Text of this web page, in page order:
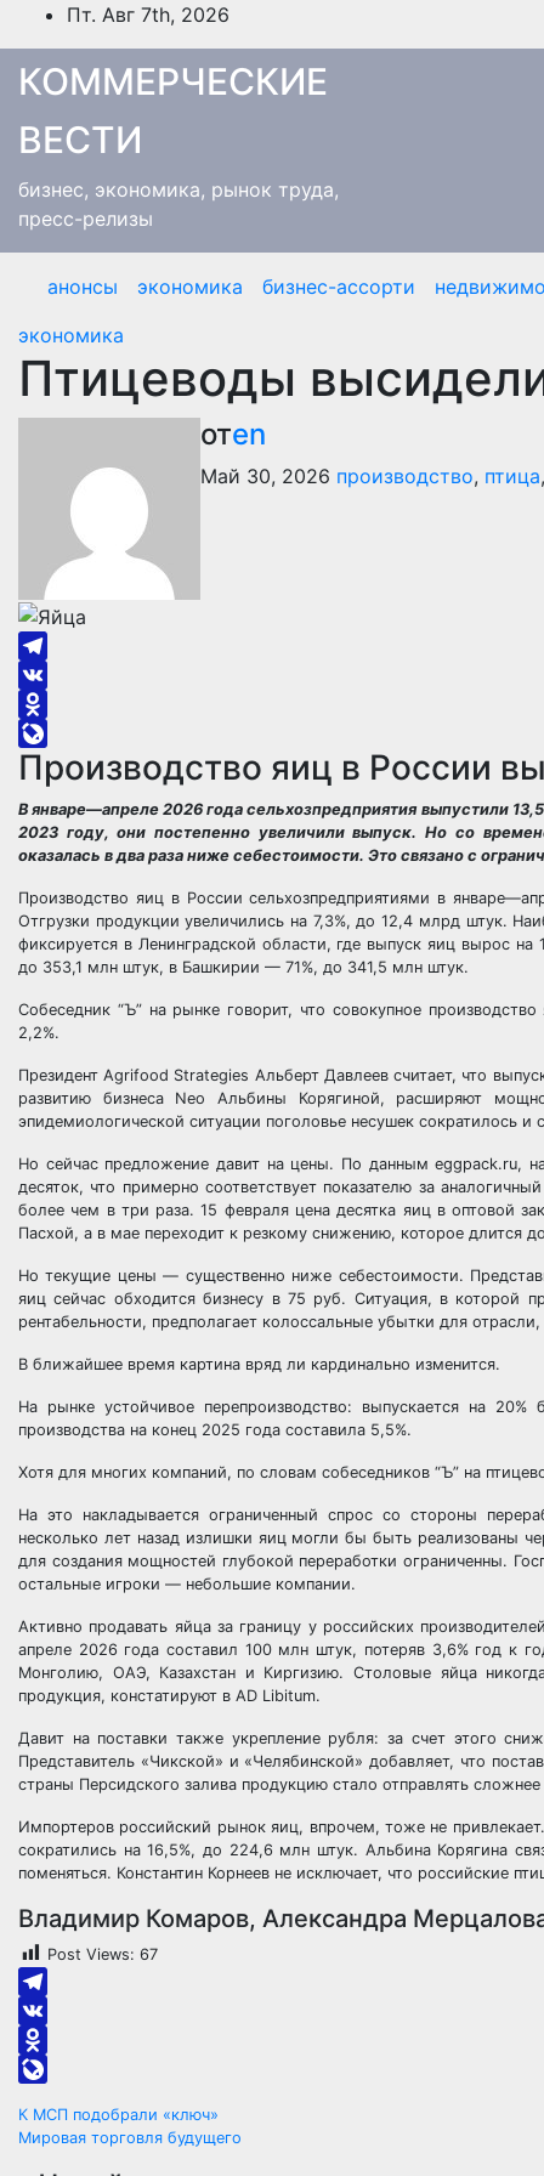
Перейти
к
содержимому
Пт. Авг 7th, 2026
КОММЕРЧЕСКИЕ
ВЕСТИ
бизнес, экономика, рынок труда,
пресс-релизы
анонсы экономика бизнес-ассорти
экономика
Птицеводы
отen
Май 30, 2026 производство, птица,
Telegram
VK
Odnoklassniki
LiveJournal
Производство яиц в России
В январе—апреле 2026 года сельхозпредприятия выпустили
2023 году, они постепенно увеличили выпуск. Но со
оказалась в два раза ниже себестоимости. Это связано с
Производство яиц в России сельхозпредприятиями в
Отгрузки продукции увеличились на 7,3%, до 12,4 млрд штук.
фиксируется в Ленинградской области, где выпуск яиц вырос
до 353,1 млн штук, в Башкирии — 71%, до 341,5 млн штук.
Собеседник “Ъ” на рынке говорит, что совокупное
2,2%.
Президент Agrifood Strategies Альберт Давлеев считает, что
развитию бизнеса Neo Альбины Корягиной, расширяют
эпидемиологической ситуации поголовье несушек сократилось и
Но сейчас предложение давит на цены. По данным eggpack.ru,
десяток, что примерно соответствует показателю за
более чем в три раза. 15 февраля цена десятка яиц в оптовой
Пасхой, а в мае переходит к резкому снижению, которое длится
Но текущие цены — существенно ниже себестоимости.
яиц сейчас обходится бизнесу в 75 руб. Ситуация, в которой
рентабельности, предполагает колоссальные убытки для
В ближайшее время картина вряд ли кардинально изменится.
На рынке устойчивое перепроизводство: выпускается на
производства на конец 2025 года составила 5,5%.
Хотя для многих компаний, по словам собеседников “Ъ” на
На это накладывается ограниченный спрос со стороны
несколько лет назад излишки яиц могли бы быть реализованы
для создания мощностей глубокой переработки ограниченны.
остальные игроки — небольшие компании.
Активно продавать яйца за границу у российских
апреле 2026 года составил 100 млн штук, потеряв 3,6% год к
Монголию, ОАЭ, Казахстан и Киргизию. Столовые яйца
продукция, констатируют в AD Libitum.
Давит на поставки также укрепление рубля: за счет этого
Представитель «Чикской» и «Челябинской» добавляет, что
страны Персидского залива продукцию стало отправлять
Импортеров российский рынок яиц, впрочем, тоже не
сократились на 16,5%, до 224,6 млн штук. Альбина Корягина
поменяться. Константин Корнеев не исключает, что российские
Владимир Комаров, Александра
Post Views: 67
Telegram
VK
Odnoklassniki
Навигация
К МСП подобрали «ключ»
Мировая торговля будущего